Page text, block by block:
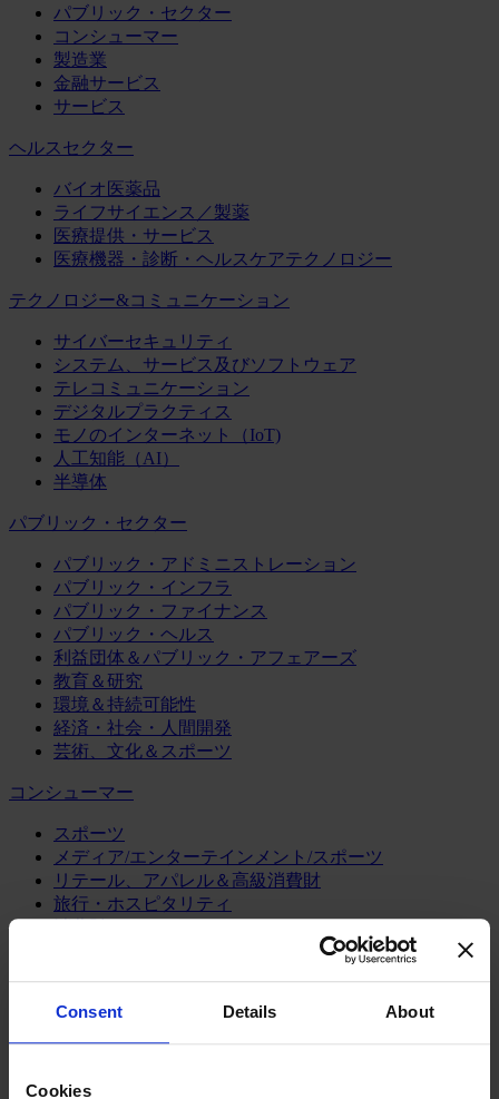
Consent Details About
Cookies
パブリック・セクター
コンシューマー
製造業
金融サービス
サービス
ヘルスセクター
バイオ医薬品
ライフサイエンス／製薬
医療提供・サービス
医療機器・診断・ヘルスケアテクノロジー
テクノロジー&コミュニケーション
サイバーセキュリティ
システム、サービス及びソフトウェア
テレコミュニケーション
デジタルプラクティス
モノのインターネット（IoT)
人工知能（AI）
半導体
パブリック・セクター
パブリック・アドミニストレーション
パブリック・インフラ
パブリック・ファイナンス
パブリック・ヘルス
利益団体＆パブリック・アフェアーズ
教育＆研究
環境＆持続可能性
経済・社会・人間開発
芸術、文化＆スポーツ
コンシューマー
スポーツ
メディア/エンターテインメント/スポーツ
リテール、アパレル＆高級消費財
旅行・ホスピタリティ
エネルギー